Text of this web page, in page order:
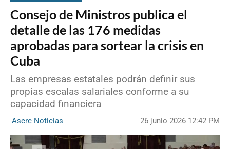
Consejo de Ministros publica el
detalle de las 176 medidas
aprobadas para sortear la crisis en
Cuba
Las empresas estatales podrán definir sus
propias escalas salariales conforme a su
capacidad financiera
Asere Noticias 26 junio 2026 12:42 PM